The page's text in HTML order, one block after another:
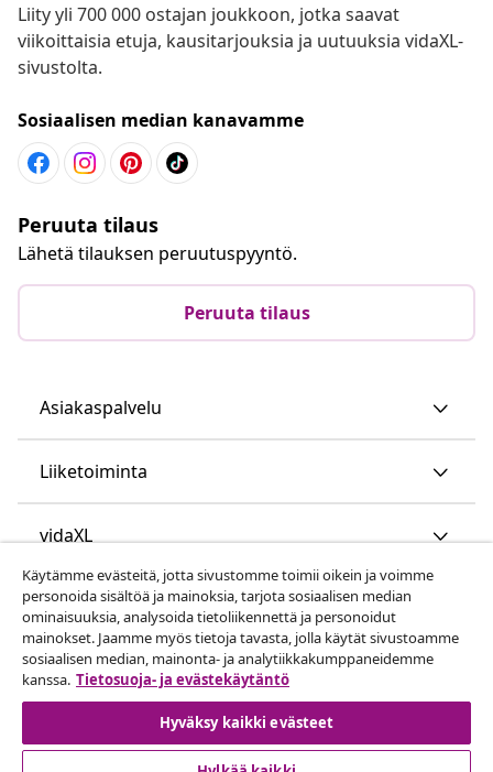
Liity yli 700 000 ostajan joukkoon, jotka saavat
viikoittaisia etuja, kausitarjouksia ja uutuuksia vidaXL-
sivustolta.
Sosiaalisen median kanavamme
Peruuta tilaus
Lähetä tilauksen peruutuspyyntö.
Peruuta tilaus
Asiakaspalvelu
Liiketoiminta
vidaXL
Löydä lisää
Käytämme evästeitä, jotta sivustomme toimii oikein ja voimme
personoida sisältöä ja mainoksia, tarjota sosiaalisen median
ominaisuuksia, analysoida tietoliikennettä ja personoidut
mainokset. Jaamme myös tietoja tavasta, jolla käytät sivustoamme
sosiaalisen median, mainonta- ja analytiikkakumppaneidemme
kanssa. Tietosuoja- ja evästekäytäntö
Hyväksy kaikki evästeet